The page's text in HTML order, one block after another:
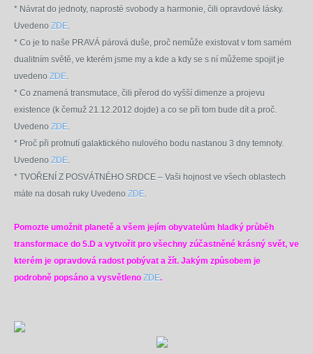
* Návrat do jednoty, naprosté svobody a harmonie, čili opravdové lásky.
Uvedeno ZDE.
* Co je to naše PRAVÁ párová duše, proč nemůže existovat v tom samém
dualitním světě, ve kterém jsme my a kde a kdy se s ní můžeme spojit je
uvedeno ZDE.
* Co znamená transmutace, čili přerod do vyšší dimenze a projevu
existence (k čemuž 21.12.2012 dojde) a co se při tom bude dít a proč.
Uvedeno ZDE.
* Proč při protnutí galaktického nulového bodu nastanou 3 dny temnoty.
Uvedeno ZDE.
* TVOŘENÍ Z POSVÁTNÉHO SRDCE – Vaši hojnost ve všech oblastech
máte na dosah ruky Uvedeno ZDE.
Pomozte umožnit planetě a všem jejím obyvatelům hladký průběh
transformace do 5.D a vytvořit pro všechny zúčastněné krásný svět, ve
kterém je opravdová radost pobývat a žít. Jakým způsobem je
podrobně popsáno a vysvětleno ZDE.